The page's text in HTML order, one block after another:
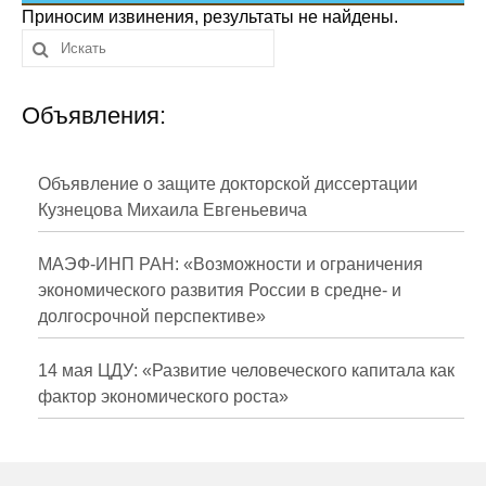
Сотрудники
Отчетность
Противодействие коррупции
Публикации
Научная жизнь
Издания
Проблемы прогнозирования
О журнале
Приносим извинения, результаты не найдены.
Объявления:
Объявление о защите докторской диссертации
Кузнецова Михаила Евгеньевича
МАЭФ-ИНП РАН: «Возможности и ограничения
экономического развития России в средне- и
долгосрочной перспективе»
14 мая ЦДУ: «Развитие человеческого капитала как
фактор экономического роста»